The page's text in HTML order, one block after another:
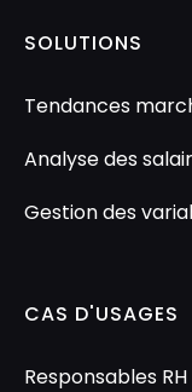
SOLUTIONS
Tendances
Analyse des
Gestion des
CAS D'USAGES
Responsables RH